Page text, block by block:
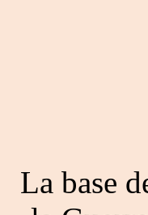
La base